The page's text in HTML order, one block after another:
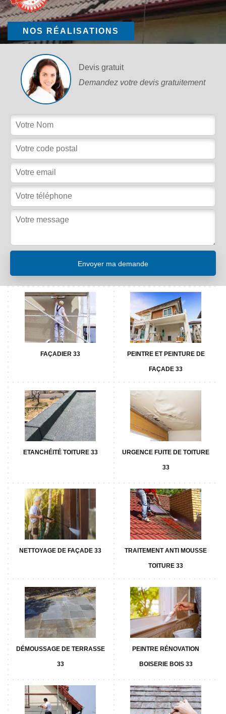
NOS RÉALISATIONS
Devis gratuit
Demandez votre devis gratuitement
FAÇADIER 33 PEINTRE ET PEINTURE DE
FAÇADE 33
ETANCHÉITÉ TOITURE 33 URGENCE FUITE DE TOITURE
33
NETTOYAGE DE FAÇADE 33 TRAITEMENT ANTI MOUSSE
TOITURE 33
DÉMOUSSAGE DE TERRASSE
33
PEINTRE RÉNOVATION
BOISERIE BOIS 33